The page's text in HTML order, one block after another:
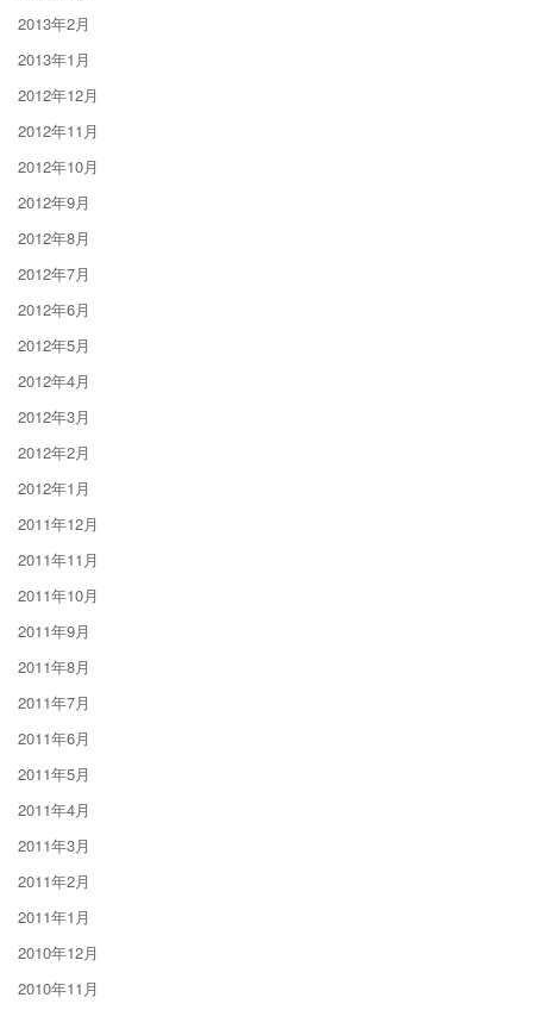
2013年2月
2013年1月
2012年12月
2012年11月
2012年10月
2012年9月
2012年8月
2012年7月
2012年6月
2012年5月
2012年4月
2012年3月
2012年2月
2012年1月
2011年12月
2011年11月
2011年10月
2011年9月
2011年8月
2011年7月
2011年6月
2011年5月
2011年4月
2011年3月
2011年2月
2011年1月
2010年12月
2010年11月